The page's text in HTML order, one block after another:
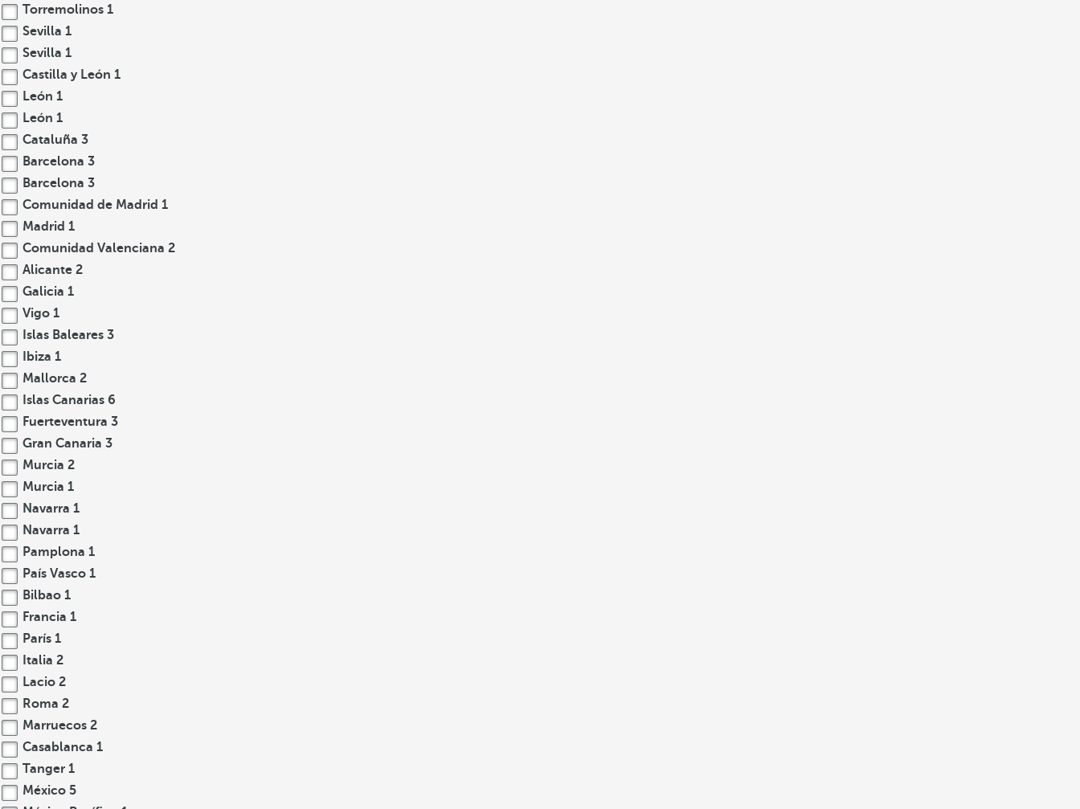
Torremolinos 1
Sevilla 1
Sevilla 1
Castilla y León 1
León 1
León 1
Cataluña 3
Barcelona 3
Barcelona 3
Comunidad de Madrid 1
Madrid 1
Comunidad Valenciana 2
Alicante 2
Galicia 1
Vigo 1
Islas Baleares 3
Ibiza 1
Mallorca 2
Islas Canarias 6
Fuerteventura 3
Gran Canaria 3
Murcia 2
Murcia 1
Navarra 1
Navarra 1
Pamplona 1
País Vasco 1
Bilbao 1
Francia 1
París 1
Italia 2
Lacio 2
Roma 2
Marruecos 2
Casablanca 1
Tanger 1
México 5